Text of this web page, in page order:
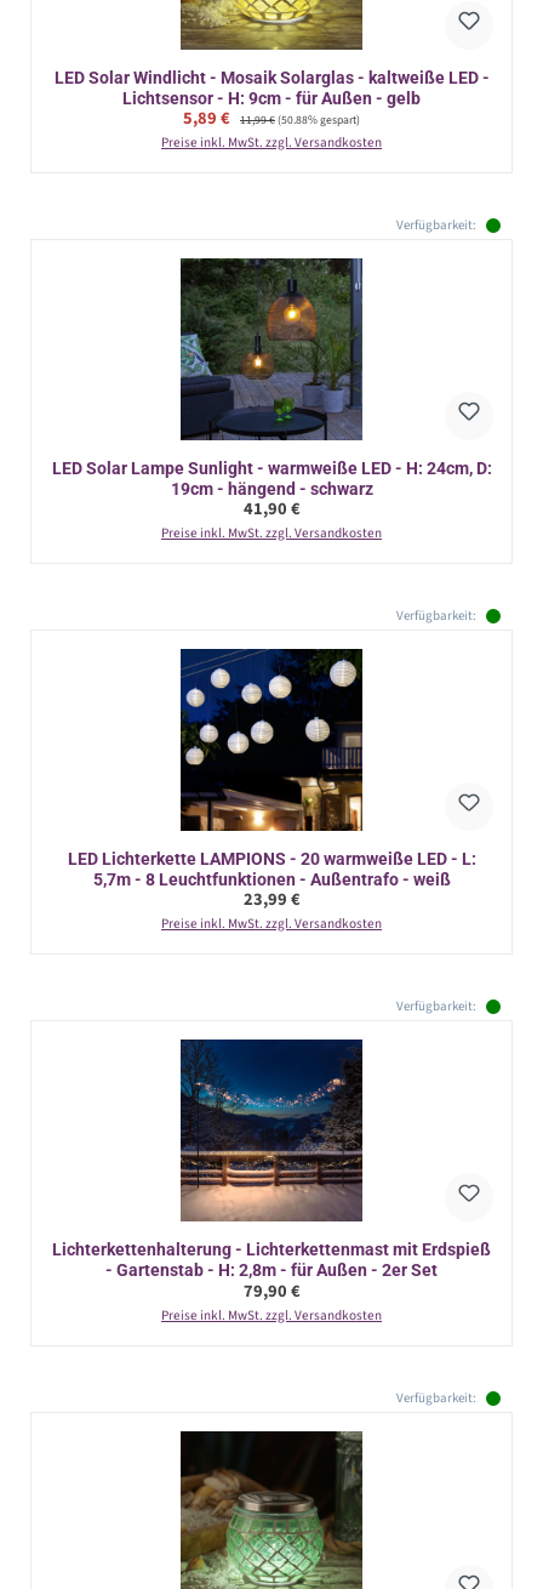
LED Solar Windlicht - Mosaik Solarglas - kaltweiße LED -
Lichtsensor - H: 9cm - für Außen - gelb
Verkaufspreis:
5,89 € Regulärer Preis:
11,99 €(50.88% gespart)
Preise inkl. MwSt. zzgl. Versandkosten
Verfügbarkeit:
LED Solar Lampe Sunlight - warmweiße LED - H: 24cm, D:
19cm - hängend - schwarz
Regulärer Preis:
41,90 €
Preise inkl. MwSt. zzgl. Versandkosten
Verfügbarkeit:
LED Lichterkette LAMPIONS - 20 warmweiße LED - L:
5,7m - 8 Leuchtfunktionen - Außentrafo - weiß
Regulärer Preis:
23,99 €
Preise inkl. MwSt. zzgl. Versandkosten
Verfügbarkeit:
Lichterkettenhalterung - Lichterkettenmast mit Erdspieß
- Gartenstab - H: 2,8m - für Außen - 2er Set
Regulärer Preis:
79,90 €
Preise inkl. MwSt. zzgl. Versandkosten
Verfügbarkeit: